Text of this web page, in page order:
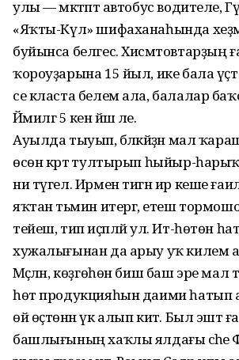
улы — мәктәптә автобус водителе,
«Яҡты-Күл» шифаханаһында
буйынса белгес. Хисмәтовтарҙың
ҡороуҙарына 15 йыл, ике бала
се класта белем ала, балалар
Йәмилгә 5 кенә йәш әле.
Ауылда тыуып, бәләкәйҙән мал
өсөн кәртә тултырып һыйыр-
ни түгел. Ирмен тигән ир кеше
яҡтан тәьмин итергә, етеш тормошон
тейеш, тип иҫәпләй ул. Ит-һөтөн
хужалығынан да арыу уҡ килем
Мәҫәлән, көҙгөһөн биш баш эре мал
һөт продукцияһын даими
өй өҫтөнән үк алып китә. Был эштә
башлығының хаҡлы ялдағы әсәһе